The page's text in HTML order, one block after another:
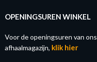
OPENINGSUREN WINKEL
Voor de openingsuren van ons
afhaalmagazijn, klik hier